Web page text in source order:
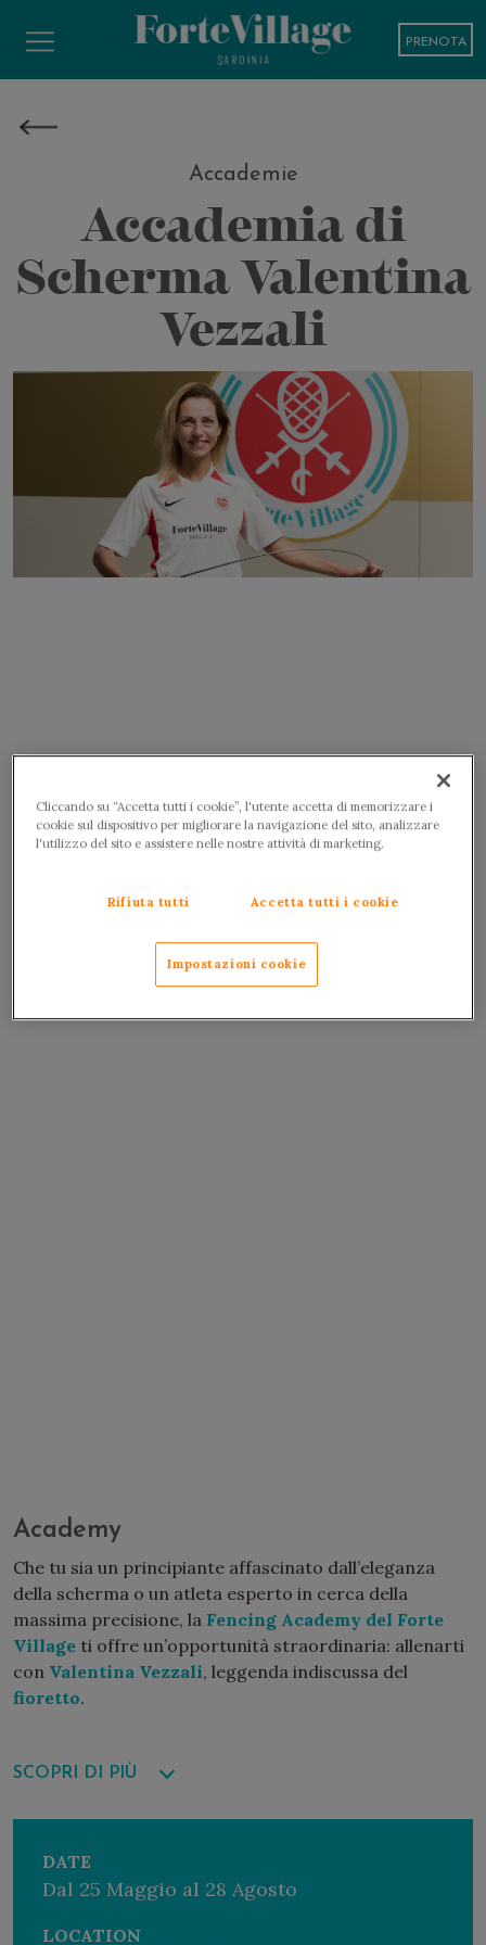
PRENOTA
Accademie
Accademia di
Scherma Valentina
Vezzali
DATE
Dal 25 Maggio al 28 Agosto
LOCATION
SCOPRI DI PIÙ
Academy
Che tu sia un principiante affascinato dall’eleganza
della scherma o un atleta esperto in cerca della
massima precisione, la Fencing Academy del Forte
Village ti offre un’opportunità straordinaria: allenarti
con Valentina Vezzali, leggenda indiscussa del
fioretto.
strategia, è proprio il fioretto, e chi meglio di
insegnarne l’arte? Con la sua esperienza, la sua
Forte Village per condividere i segreti che l’hanno resa
una campionessa olimpica e mondiale.
Cliccando su “Accetta tutti i cookie”, l'utente accetta di memorizzare i
cookie sul dispositivo per migliorare la navigazione del sito, analizzare
l'utilizzo del sito e assistere nelle nostre attività di marketing.
Rifiuta tutti Accetta tutti i cookie
Impostazioni cookie